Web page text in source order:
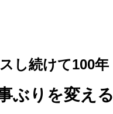
し続けて100年
ぶりを変える